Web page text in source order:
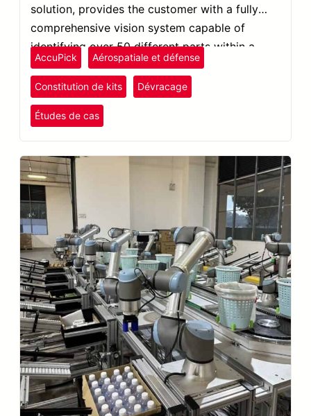
solution, provides the customer with a fully
comprehensive vision system capable of
identifying over 50 different parts within a
workstation.
AccuPick Aérospatiale et défense
Constitution de kits Dévracage
Études de cas